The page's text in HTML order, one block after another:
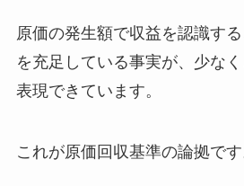
原価の発生額で収益を認識する
を充足している事実が、少な
表現できています。
これが原価回収基準の論拠です